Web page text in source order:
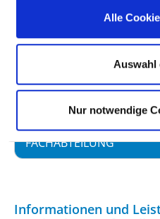
Alle
Auswahl
Nur notwendige
FACHEXPERTISE
MEDIZINISCHES
FALLZAHLEN
WEITERE
FACHABTEILUNG
Informationen und